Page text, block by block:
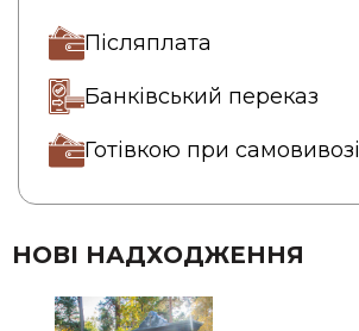
Післяплата
Банківський переказ
Готівкою при самовивозі
НОВІ НАДХОДЖЕННЯ